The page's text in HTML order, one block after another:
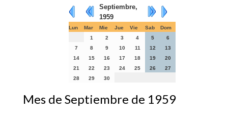
Septiembre,
1959
Lun Mar Mie Jue Vie Sab
Dom
1
2 3 4 5
6
7
8 9 10 11 12
13
14
15 16 17 18 19
20
21
22 23 24 25 26
27
28
29 30
Mes de Septiembre de 1959